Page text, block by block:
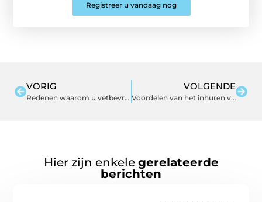
Registreer u vandaag nog
VORIG
Redenen waarom u vetbevriezing zou moeten overwegen
VOLGENDE
Voordelen van het inhuren van een gekwalificeerde elektricien
Hier zijn enkele gerelateerde
berichten